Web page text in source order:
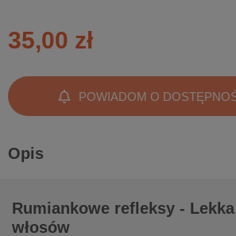
35,00 zł
POWIADOM O
Opis
Rumiankowe refleksy -
włosów